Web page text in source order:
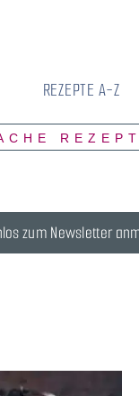
REZEPTE A-Z
zum Newsletter